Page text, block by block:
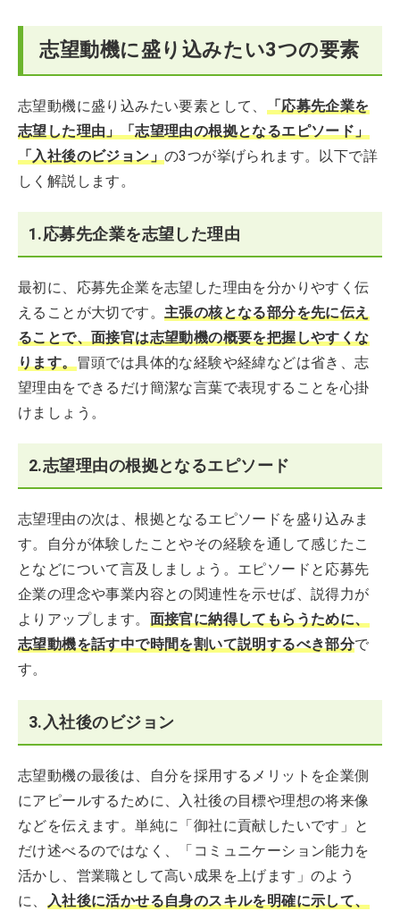
志望動機に盛り込みたい3つの要素
志望動機に盛り込みたい要素として、 「応募先企業を
志望した理由」「志望理由の根拠となるエピソード」
「入社後のビジョン」の3つが挙げられます。以下で詳
しく解説します。
1.応募先企業を志望した理由
最初に、応募先企業を志望した理由を分かりやすく伝
えることが大切です。 主張の核となる部分を先に伝え
ることで、面接官は志望動機の概要を把握しやすくな
ります。冒頭では具体的な経験や経緯などは省き、志
望理由をできるだけ簡潔な言葉で表現することを心掛
けましょう。
2.志望理由の根拠となるエピソード
志望理由の次は、根拠となるエピソードを盛り込みま
す。自分が体験したことやその経験を通して感じたこ
となどについて言及しましょう。エピソードと応募先
企業の理念や事業内容との関連性を示せば、説得力が
よりアップします。 面接官に納得してもらうために、
志望動機を話す中で時間を割いて説明するべき部分で
す。
3.入社後のビジョン
志望動機の最後は、自分を採用するメリットを企業側
にアピールするために、入社後の目標や理想の将来像
などを伝えます。単純に「御社に貢献したいです」と
だけ述べるのではなく、「コミュニケーション能力を
活かし、営業職として高い成果を上げます」のよう
に、 入社後に活かせる自身のスキルを明確に示して、